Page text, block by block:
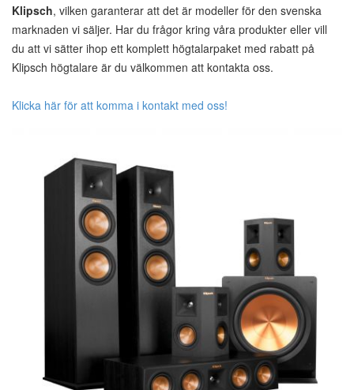
Klipsch, vilken garanterar att det är modeller för den svenska
marknaden vi säljer. Har du frågor kring våra produkter eller vill
du att vi sätter ihop ett komplett högtalarpaket med rabatt på
Klipsch högtalare är du välkommen att kontakta oss.
Klicka här för att komma i kontakt med oss!